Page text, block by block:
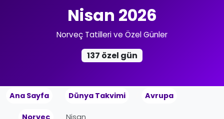
Nisan 2026
Norveç Tatilleri ve Özel Günler
137 özel gün
Ana Sayfa Dünya Takvimi Avrupa